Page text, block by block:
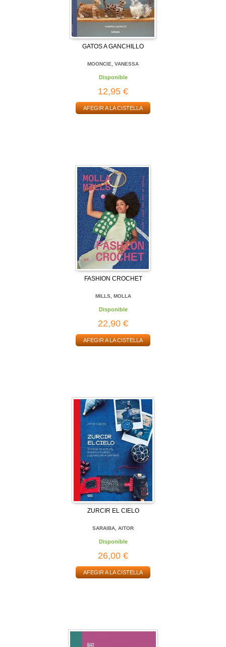
GATOS A GANCHILLO
MOONCIE, VANESSA
Disponible
12,95 €
AFEGIR A LA CISTELLA
FASHION CROCHET
MILLS, MOLLA
Disponible
22,90 €
AFEGIR A LA CISTELLA
ZURCIR EL CIELO
SARAIBA, AITOR
Disponible
26,00 €
AFEGIR A LA CISTELLA